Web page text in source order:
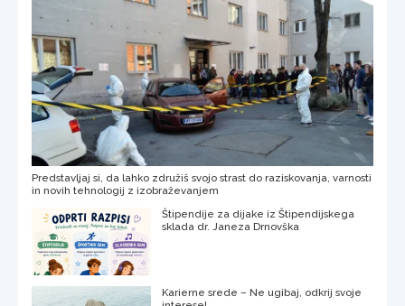
Predstavljaj si, da lahko združiš svojo strast do raziskovanja, varnosti
in novih tehnologij z izobraževanjem
Štipendije za dijake iz Štipendijskega
sklada dr. Janeza Drnovška
Karierne srede – Ne ugibaj, odkrij svoje